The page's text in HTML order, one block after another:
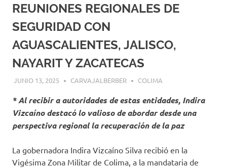
REUNIONES REGIONALES DE
SEGURIDAD CON
AGUASCALIENTES, JALISCO,
NAYARIT Y ZACATECAS
JUNIO 13, 2025 CARVAJALBERBER COLIMA
* Al recibir a autoridades de estas entidades, Indira
Vizcaíno destacó lo valioso de abordar desde una
perspectiva regional la recuperación de la paz
La gobernadora Indira Vizcaíno Silva recibió en la
Vigésima Zona Militar de Colima, a la mandataria de